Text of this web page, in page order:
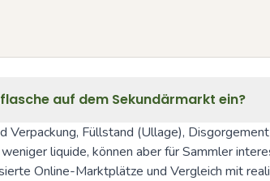
auf dem Sekundärmarkt ein?
Verpackung, Füllstand (Ullage),
liquide, können aber für Sammler
Online-Marktplätze und Vergleich mit